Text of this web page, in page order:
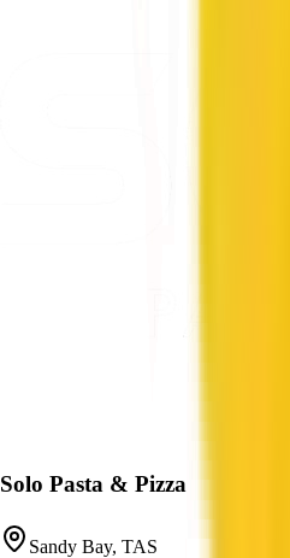
Solo Pasta & Pizza
Sandy Bay, TAS